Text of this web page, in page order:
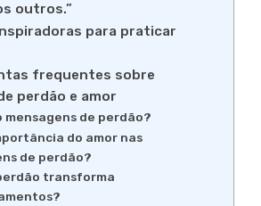
outros.”
para praticar
frequentes sobre
perdão e amor
mensagens de perdão?
do amor nas
de perdão?
transforma